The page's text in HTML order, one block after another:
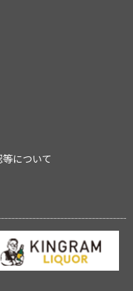
について